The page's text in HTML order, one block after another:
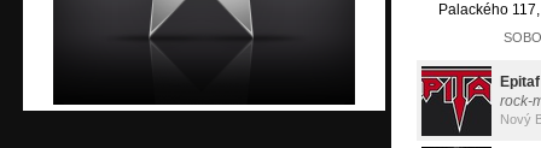
Palackého
Epitaf
rock-
Nový